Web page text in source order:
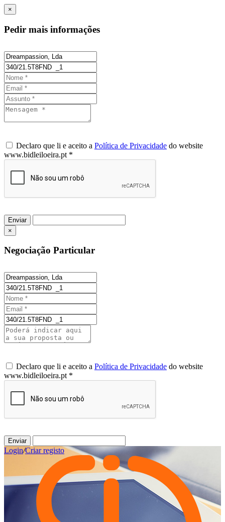
×
Pedir mais informações
Declaro que li e aceito a Política de Privacidade do website
www.bidleiloeira.pt *
Enviar
×
Negociação Particular
Declaro que li e aceito a Política de Privacidade do website
www.bidleiloeira.pt *
Enviar
Login/Criar registo